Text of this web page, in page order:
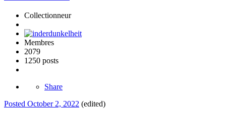
Collectionneur
Membres
2079
1250 posts
Share
Posted October 2, 2022 (edited)